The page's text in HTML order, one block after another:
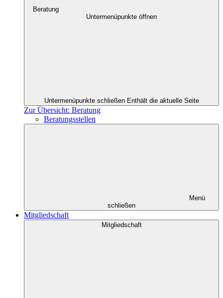
Beratung
Untermenüpunkte öffnen
Untermenüpunkte schließen Enthält die aktuelle Seite
Zur Übersicht: Beratung
Beratungsstellen
Menü
schließen
Mitgliedschaft
Mitgliedschaft